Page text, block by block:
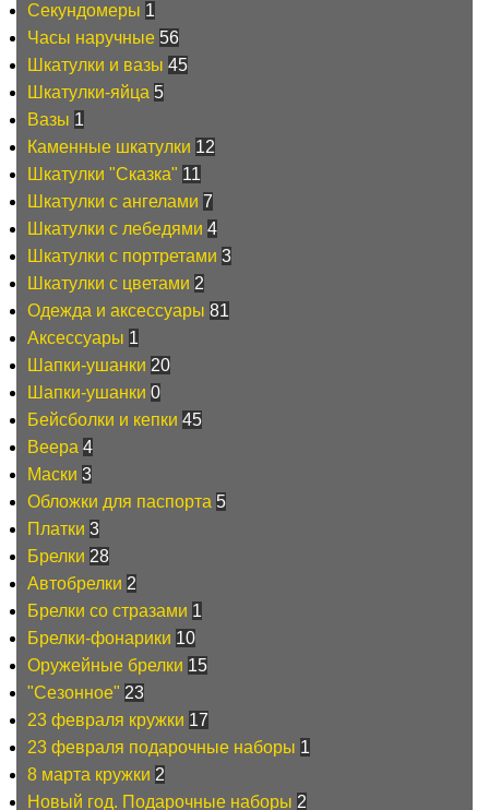
Секундомеры 1
Часы наручные 56
Шкатулки и вазы 45
Шкатулки-яйца 5
Вазы 1
Каменные шкатулки 12
Шкатулки "Сказка" 11
Шкатулки с ангелами 7
Шкатулки с лебедями 4
Шкатулки с портретами 3
Шкатулки с цветами 2
Одежда и аксессуары 81
Аксессуары 1
Шапки-ушанки 20
Шапки-ушанки 0
Бейсболки и кепки 45
Веера 4
Маски 3
Обложки для паспорта 5
Платки 3
Брелки 28
Автобрелки 2
Брелки со стразами 1
Брелки-фонарики 10
Оружейные брелки 15
"Сезонное" 23
23 февраля кружки 17
23 февраля подарочные наборы 1
8 марта кружки 2
Новый год. Подарочные наборы 2